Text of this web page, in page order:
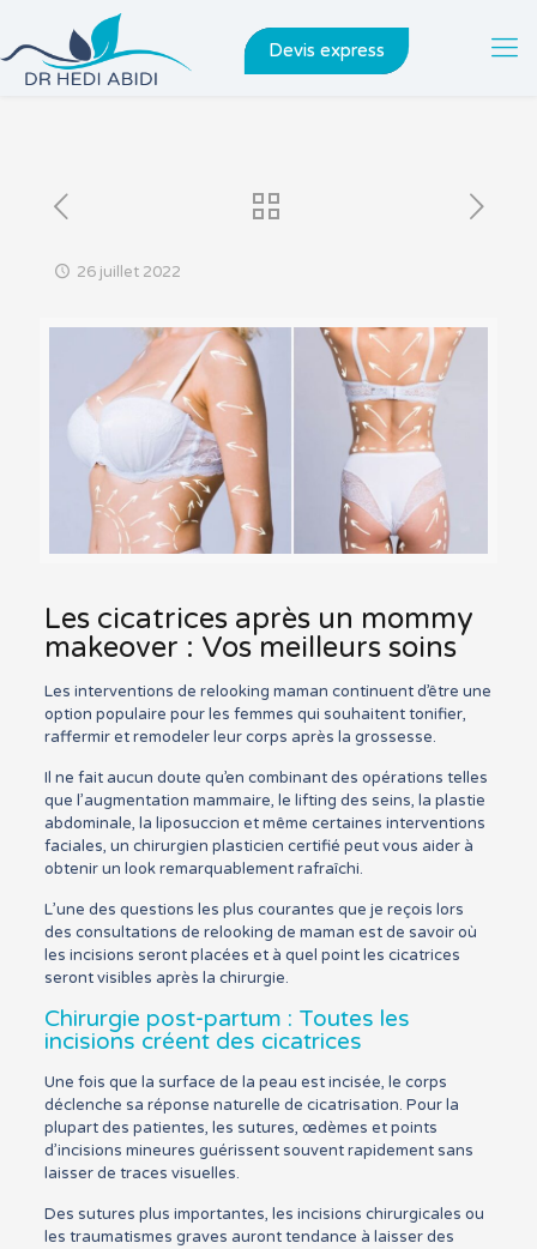
Devis express
26 juillet 2022
Les cicatrices après un mommy
makeover : Vos meilleurs soins
Les interventions de relooking maman continuent d’être une
option populaire pour les femmes qui souhaitent tonifier,
raffermir et remodeler leur corps après la grossesse.
Il ne fait aucun doute qu’en combinant des opérations telles
que l’augmentation mammaire, le lifting des seins, la plastie
abdominale, la liposuccion et même certaines interventions
faciales, un chirurgien plasticien certifié peut vous aider à
obtenir un look remarquablement rafraîchi.
L’une des questions les plus courantes que je reçois lors
des consultations de relooking de maman est de savoir où
les incisions seront placées et à quel point les cicatrices
seront visibles après la chirurgie.
Chirurgie post-partum : Toutes les
incisions créent des cicatrices
Une fois que la surface de la peau est incisée, le corps
déclenche sa réponse naturelle de cicatrisation. Pour la
plupart des patientes, les sutures, œdèmes et points
d’incisions mineures guérissent souvent rapidement sans
laisser de traces visuelles.
Des sutures plus importantes, les incisions chirurgicales ou
les traumatismes graves auront tendance à laisser des